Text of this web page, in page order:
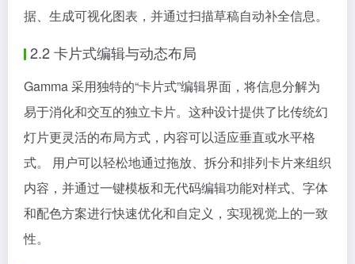
据、生成可视化图表，并通过扫描草稿自动补全信息。
2.2 卡片式编辑与动态布局
Gamma 采用独特的“卡片式”编辑界面，将信息分解为
易于消化和交互的独立卡片。这种设计提供了比传统幻
灯片更灵活的布局方式，内容可以适应垂直或水平格
式。 用户可以轻松地通过拖放、拆分和排列卡片来组织
内容，并通过一键模板和无代码编辑功能对样式、字体
和配色方案进行快速优化和自定义，实现视觉上的一致
性。